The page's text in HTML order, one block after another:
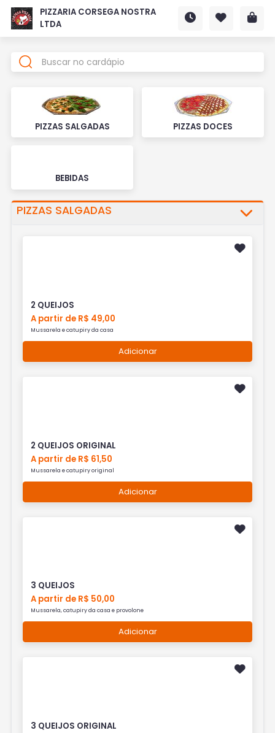
PIZZARIA CORSEGA NOSTRA
LTDA
PIZZAS SALGADAS PIZZAS DOCES
BEBIDAS
PIZZAS SALGADAS
2 QUEIJOS
A partir de R$ 49,00
Mussarela e catupiry da casa
Adicionar
2 QUEIJOS ORIGINAL
A partir de R$ 61,50
Mussarela e catupiry original
Adicionar
3 QUEIJOS
A partir de R$ 50,00
Mussarela, catupiry da casa e provolone
Adicionar
3 QUEIJOS ORIGINAL